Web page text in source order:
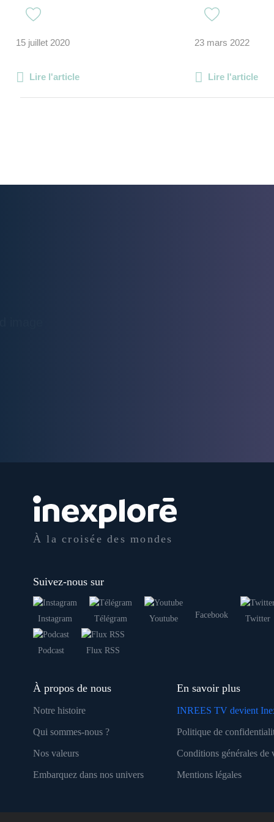
15 juillet 2020
Lire l'article
23 mars 2022
Lire l'article
À la croisée des mondes
Suivez-nous sur
Instagram Télégram Youtube Facebook Twitter
Podcast Flux RSS
À propos de nous
Notre histoire
Qui sommes-nous ?
Nos valeurs
Embarquez dans nos univers
En savoir plus
INREES TV devient
Politique de
Conditions générales de
Mentions légales